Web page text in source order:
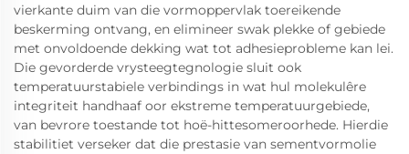
vierkante duim van die vormoppervlak toereikende
beskerming ontvang, en elimineer swak plekke of gebiede
met onvoldoende dekking wat tot adhesieprobleme kan lei.
Die gevorderde vrysteegtegnologie sluit ook
temperatuurstabiele verbindings in wat hul molekulêre
integriteit handhaaf oor ekstreme temperatuurgebiede,
van bevrore toestande tot hoë-hittesomeroorhede. Hierdie
stabilitiet verseker dat die prestasie van sementvormolie